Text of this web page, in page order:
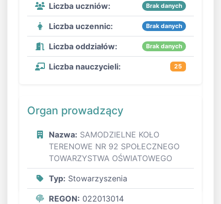
Liczba uczniów: Brak danych
Liczba uczennic: Brak danych
Liczba oddziałów: Brak danych
Liczba nauczycieli: 25
Organ prowadzący
Nazwa: SAMODZIELNE KOŁO
TERENOWE NR 92 SPOŁECZNEGO
TOWARZYSTWA OŚWIATOWEGO
Typ: Stowarzyszenia
REGON: 022013014